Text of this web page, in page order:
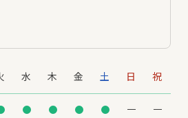
水 木 金 土 日 祝